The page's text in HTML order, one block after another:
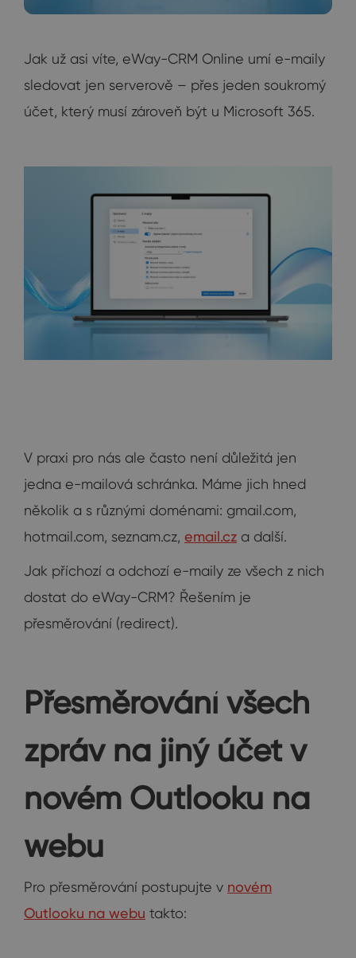
Jak už asi víte, eWay-CRM Online umí e-maily
sledovat jen serverově – přes jeden soukromý
účet, který musí zároveň být u Microsoft 365.
V praxi pro nás ale často není důležitá jen
jedna e-mailová schránka. Máme jich hned
několik a s různými doménami: gmail.com,
hotmail.com, seznam.cz, email.cz a další.
Jak příchozí a odchozí e-maily ze všech z nich
dostat do eWay-CRM? Řešením je
přesměrování (redirect).
Přesměrování všech
zpráv na jiný účet v
novém Outlooku na
webu
Pro přesměrování postupujte v novém
Outlooku na webu takto: